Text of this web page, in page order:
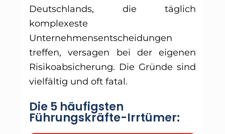
Deutschlands, die täglich
komplexeste
Unternehmensentscheidungen
treffen, versagen bei der eigenen
Risikoabsicherung. Die Gründe sind
vielfältig und oft fatal.
Die 5 häufigsten
Führungskräfte-Irrtümer: